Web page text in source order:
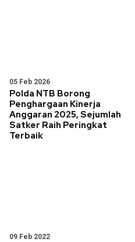
05 Feb 2026
Polda NTB Borong
Penghargaan Kinerja
Anggaran 2025, Sejumlah
Satker Raih Peringkat
Terbaik
09 Feb 2022